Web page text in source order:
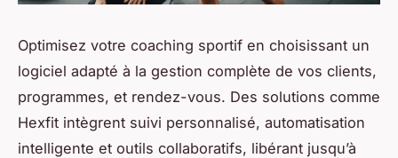
Optimisez votre coaching sportif en choisissant un
logiciel adapté à la gestion complète de vos clients,
programmes, et rendez-vous. Des solutions comme
Hexfit intègrent suivi personnalisé, automatisation
intelligente et outils collaboratifs, libérant jusqu’à